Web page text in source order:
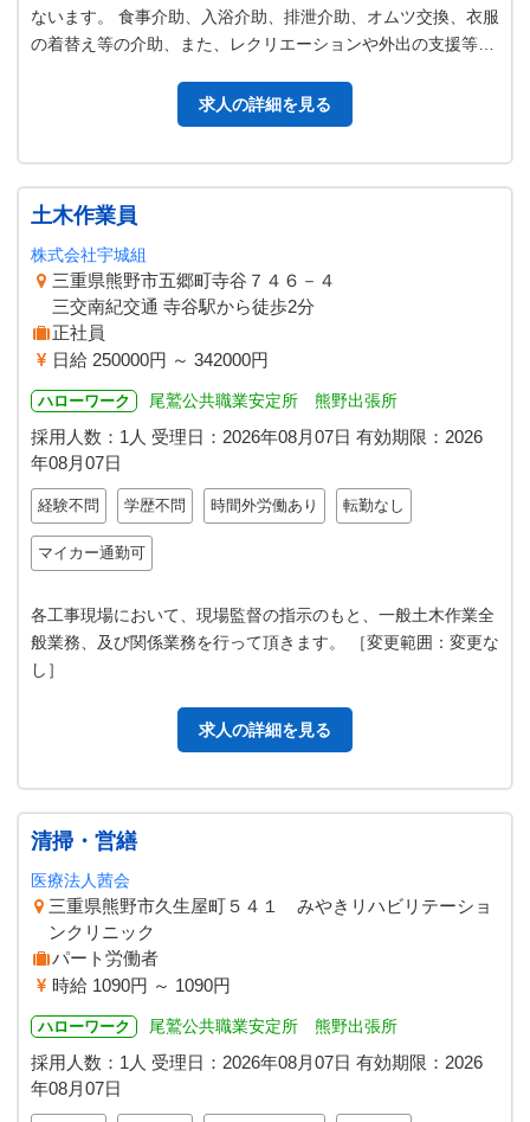
ないます。 食事介助、入浴介助、排泄介助、オムツ交換、衣服
の着替え等の介助、また、レクリエーションや外出の支援等日
求人の詳細を見る
土木作業員
株式会社宇城組
三重県熊野市五郷町寺谷７４６－４
三交南紀交通 寺谷駅から徒歩2分
正社員
日給 250000円 ～ 342000円
ハローワーク 尾鷲公共職業安定所 熊野出張所
採用人数：1人 受理日： 2026年08月07日 有効期限： 2026
年08月07日
経験不問 学歴不問 時間外労働あり 転勤なし
マイカー通勤可
各工事現場において、現場監督の指示のもと、一般土木作業全
般業務、及び関係業務を行って頂きます。 ［変更範囲：変更な
し］
求人の詳細を見る
清掃・営繕
医療法人茜会
三重県熊野市久生屋町５４１ みやきリハビリテーショ
ンクリニック
パート労働者
時給 1090円 ～ 1090円
ハローワーク 尾鷲公共職業安定所 熊野出張所
採用人数：1人 受理日： 2026年08月07日 有効期限： 2026
年08月07日